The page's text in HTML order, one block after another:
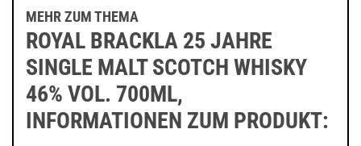
MEHR ZUM THEMA
ROYAL BRACKLA 25 JAHRE
SINGLE MALT SCOTCH WHISKY
46% VOL. 700ML,
INFORMATIONEN ZUM PRODUKT: